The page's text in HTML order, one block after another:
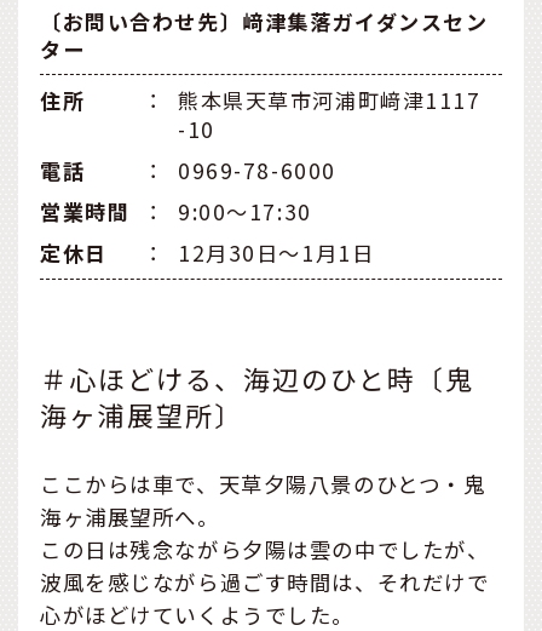
〔お問い合わせ先〕﨑津集落ガイダンスセン
ター
住所
：
熊本県天草市河浦町﨑津1117
-10
電話
：
0969-78-6000
営業時間
：
9:00〜17:30
定休日
： 12月30日〜1月1日
＃心ほどける、海辺のひと時〔鬼
海ヶ浦展望所〕
ここからは車で、天草夕陽八景のひとつ・鬼
海ヶ浦展望所へ。
この日は残念ながら夕陽は雲の中でしたが、
波風を感じながら過ごす時間は、それだけで
心がほどけていくようでした。